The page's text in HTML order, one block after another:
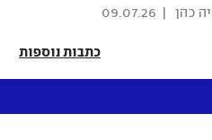
כהן 09.07.26
כתבות נוספות